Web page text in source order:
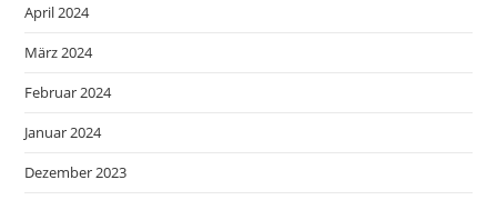
April 2024
März 2024
Februar 2024
Januar 2024
Dezember 2023